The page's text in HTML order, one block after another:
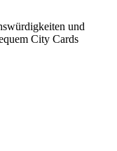
und
City Cards